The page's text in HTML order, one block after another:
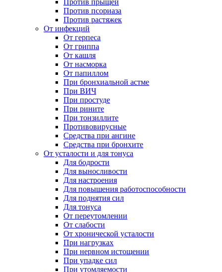
Против прыщей
Против псориаза
Против растяжек
От инфекций
От герпеса
От гриппа
От кашля
От насморка
От папиллом
При бронхиальной астме
При ВИЧ
При простуде
При рините
При тонзиллите
Противовирусные
Средства при ангине
Средства при бронхите
От усталости и для тонуса
Для бодрости
Для выносливости
Для настроения
Для повышения работоспособности
Для поднятия сил
Для тонуса
От переутомлении
От слабости
От хронической усталости
При нагрузках
При нервном истощении
При упадке сил
При утомляемости